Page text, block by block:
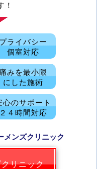
！
プライバシー
個室対応
みを最小限
にした施術
心のサポート
２４時間対応
メンズクリニック
リニック